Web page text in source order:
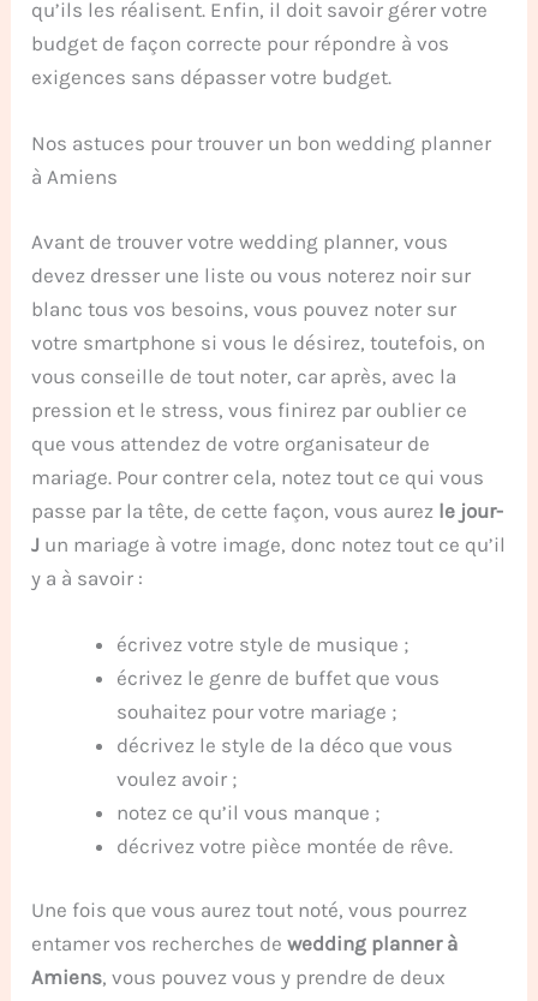
qu’ils les réalisent. Enfin, il doit savoir gérer votre
budget de façon correcte pour répondre à vos
exigences sans dépasser votre budget.
Nos astuces pour trouver un bon wedding planner
à Amiens
Avant de trouver votre wedding planner, vous
devez dresser une liste ou vous noterez noir sur
blanc tous vos besoins, vous pouvez noter sur
votre smartphone si vous le désirez, toutefois, on
vous conseille de tout noter, car après, avec la
pression et le stress, vous finirez par oublier ce
que vous attendez de votre organisateur de
mariage. Pour contrer cela, notez tout ce qui vous
passe par la tête, de cette façon, vous aurez le jour-
J un mariage à votre image, donc notez tout ce qu’il
y a à savoir :
écrivez votre style de musique ;
écrivez le genre de buffet que vous
souhaitez pour votre mariage ;
décrivez le style de la déco que vous
voulez avoir ;
notez ce qu’il vous manque ;
décrivez votre pièce montée de rêve.
Une fois que vous aurez tout noté, vous pourrez
entamer vos recherches dewedding planner à
Amiens, vous pouvez vous y prendre de deux